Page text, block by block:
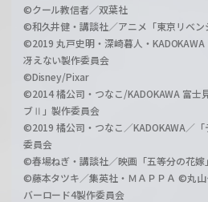
©クール教信者／双葉社
©和久井健・講談社／アニメ「東京リベン
©2019 丸戸史明・深崎暮人・
冴えない製作委員会
©Disney/Pixar
©2014 橘公司・つなこ/KADOKAWA 富士
ブⅡ」製作委員会
©2019 橘公司・つなこ／KADOKAWA／
委員会
©春場ねぎ・講談社／映画「五等分の花嫁
©藤本タツキ／集英社・ＭＡＰＰＡ ©丸山
バーロード4製作委員会